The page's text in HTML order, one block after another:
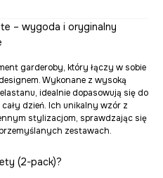
– wygoda i oryginalny
garderoby, który łączy w sobie
Wykonane z wysoką
idealnie dopasowują się do
dzień. Ich unikalny wzór z
stylizacjom, sprawdzając się
zestawach.
(2-pack)?